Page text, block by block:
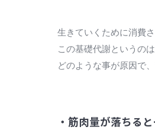
生きていくために消費
この基礎代謝というの
どのような事が原因で
・筋肉量が落ちる